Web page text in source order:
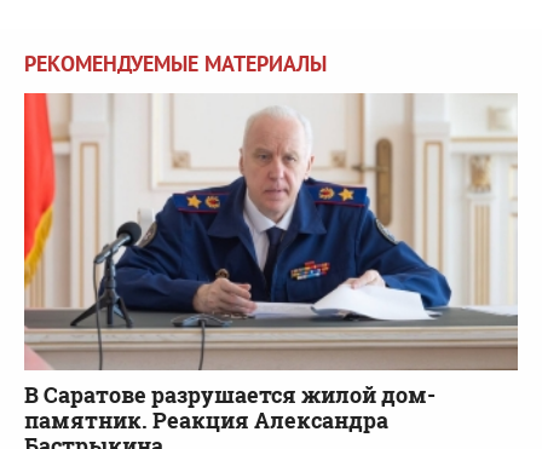
РЕКОМЕНДУЕМЫЕ МАТЕРИАЛЫ
В Саратове разрушается жилой дом-
памятник. Реакция Александра